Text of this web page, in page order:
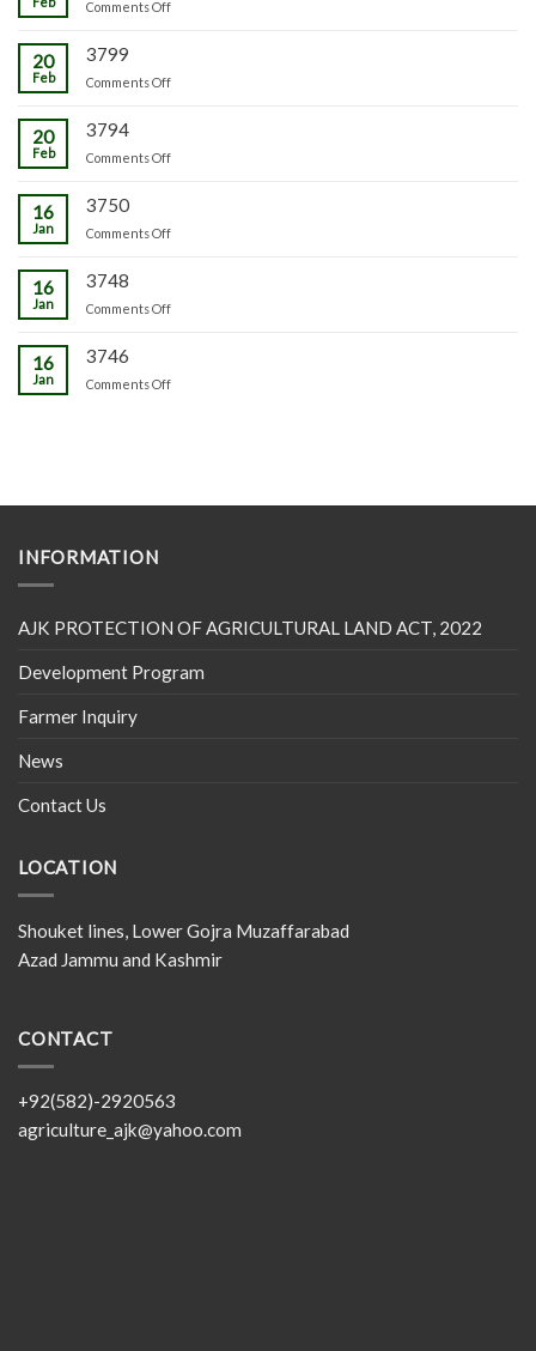
چڑکپورہ
مکئیComments Offon
20
Feb
3799
Comments Offon
20
Feb
3794
Comments Offon
16
Jan
3750
Comments Offon
16
Jan
3748
Comments Offon
16
Jan
3746
Comments Offon
INFORMATION
AJK PROTECTION OF AGRICULTURAL LAND ACT, 2022
Development Program
Farmer Inquiry
News
Contact Us
LOCATION
Shouket lines, Lower Gojra Muzaffarabad
Azad Jammu and Kashmir
CONTACT
+92(582)-2920563
agriculture_ajk@yahoo.com